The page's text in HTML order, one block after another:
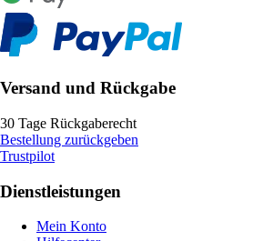
Versand und Rückgabe
30 Tage Rückgaberecht
Bestellung zurückgeben
Trustpilot
Dienstleistungen
Mein Konto